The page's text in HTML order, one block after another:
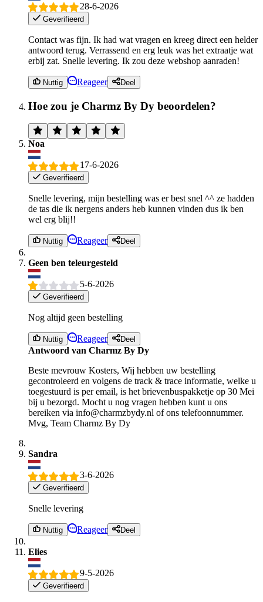
28-6-2026
Geverifieerd
Contact was fijn. Ik had wat vragen en kreeg direct een helder
antwoord terug. Verrassend en erg leuk was het extraatje wat
erbij zat. Snelle levering. Ik zou deze webshop aanraden!
Nuttig Reageer Deel
Hoe zou je Charmz By Dy beoordelen?
Noa
17-6-2026
Geverifieerd
Snelle levering, mijn bestelling was er best snel ^^ ze hadden
de tas die ik nergens anders heb kunnen vinden dus ik ben
wel erg blij!!
Nuttig Reageer Deel
Geen ben teleurgesteld
5-6-2026
Geverifieerd
Nog altijd geen bestelling
Nuttig Reageer Deel
Antwoord van Charmz By Dy
Beste mevrouw Kosters, Wij hebben uw bestelling
gecontroleerd en volgens de track & trace informatie, welke u
toegestuurd is per email, is het brievenbuspakketje op 30 Mei
bij u bezorgd. Mocht u nog vragen hebben kunt u ons
bereiken via info@charmzbydy.nl of ons telefoonnummer.
Mvg, Team Charmz By Dy
Sandra
3-6-2026
Geverifieerd
Snelle levering
Nuttig Reageer Deel
Elies
9-5-2026
Geverifieerd